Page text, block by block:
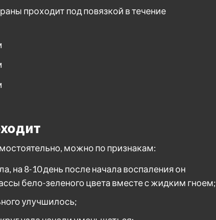
проходит под повязкой в течение
можно по признакам:
на 8-10 день после начала воспаления он
бело-зеленого цвета вместе с жидким гноем;
улучшилось;